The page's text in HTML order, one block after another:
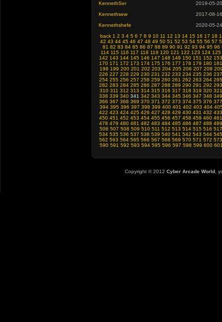
KennethSer
2019-05-20
Kennethsew
2017-08-16
Kennethshefe
2020-05-24
back 1 2 3 4 5 6 7 8 9 10 11 12 13 14 15 16 17 18
42 43 44 45 46 47 48 49 50 51 52 53 54 55 56 57
81 82 83 84 85 86 87 88 89 90 91 92 93 94 95 96
114 115 116 117 118 119 120 121 122 123 124 125
142 143 144 145 146 147 148 149 150 151 152 153
170 171 172 173 174 175 176 177 178 179 180 181
198 199 200 201 202 203 204 205 206 207 208
226 227 228 229 230 231 232 233 234 235 236 237
254 255 256 257 258 259 260 261 262 263 264 265
282 283 284 285 286 287 288 289 290 291 292 293
310 311 312 313 314 315 316 317 318 319 320 321
338 339 340 341 342 343 344 345 346 347 348 349
366 367 368 369 370 371 372 373 374 375 376 377
394 395 396 397 398 399 400 401 402 403 404
422 423 424 425 426 427 428 429 430 431 432 433
450 451 452 453 454 455 456 457 458 459 460 461
478 479 480 481 482 483 484 485 486 487 488 489
506 507 508 509 510 511 512 513 514 515 516 517
534 535 536 537 538 539 540 541 542 543 544 545
562 563 564 565 566 567 568 569 570 571 572 573
590 591 592 593 594 595 596 597 598 599 600
Copyright © 2012 Cyber Arcade World ,